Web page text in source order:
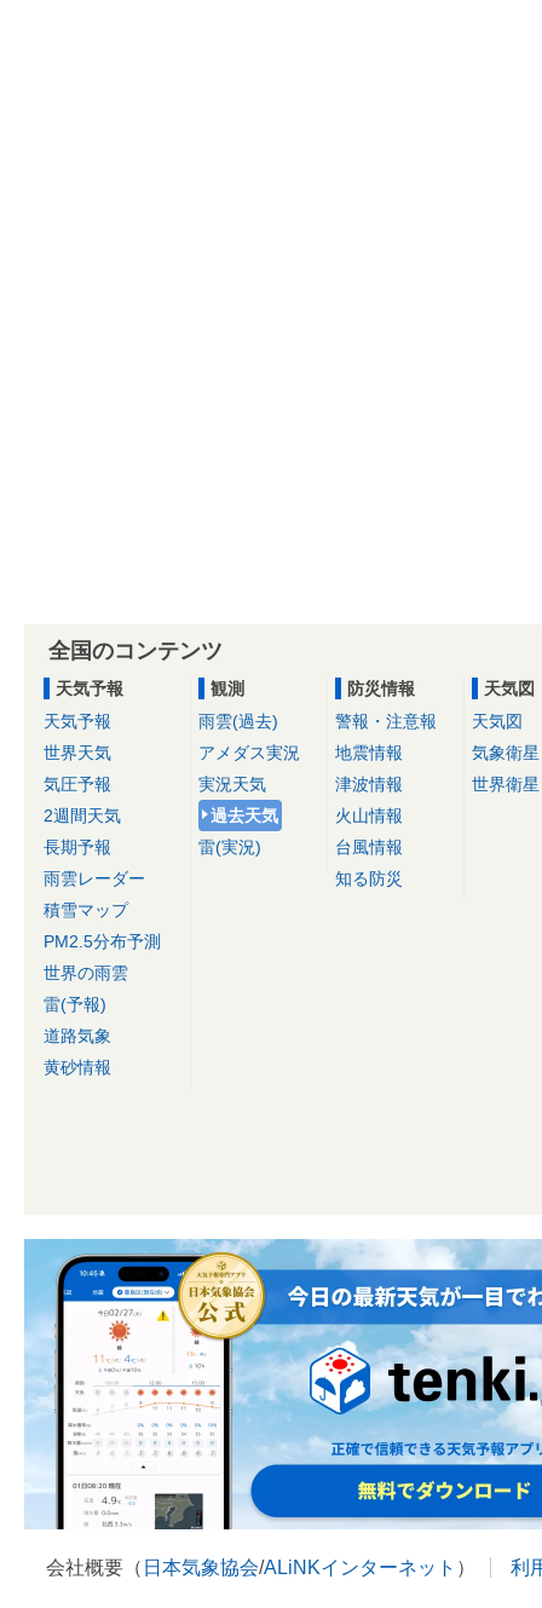
全国のコンテンツ
天気予報
天気予報
世界天気
気圧予報
2週間天気
長期予報
雨雲レーダー
積雪マップ
PM2.5分布予測
世界の雨雲
雷(予報)
道路気象
黄砂情報
観測
雨雲(過去)
アメダス実況
実況天気
過去天気
雷(実況)
防災情報
警報・注意報
地震情報
津波情報
火山情報
台風情報
知る防災
天気図
天気図
気象衛星
世界衛星
会社概要（ 日本気象協会/ALiNKインターネット ） 利